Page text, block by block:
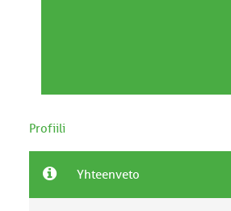
Profiili
Yhteenveto